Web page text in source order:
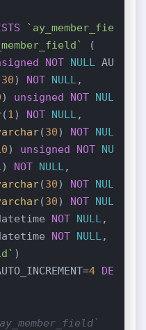
`ay_member_field`
NOT NULL
30) NOT NULL
) unsigned NOT NULL
(1) NOT NULL
(30) NOT NULL
) unsigned NOT NULL
) NOT NULL
(30) NOT NULL
(30) NOT NULL
NOT NULL
NOT NULL
4 DEFAULT